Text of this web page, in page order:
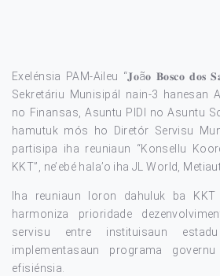
Exelénsia PAM-Aileu “𝐉𝐨ã𝐨 𝐁𝐨𝐬𝐜𝐨 𝐝𝐨𝐬
Sekretáriu Munisipál nain-3 hanesan
no Finansas, Asuntu PIDI no Asuntu
hamutuk mós ho Diretór Servisu
partisipa iha reuniaun “Konsellu
KKT”, ne’ebé hala’o iha JL World,
Iha reuniaun loron dahuluk ba
harmoniza prioridade
servisu entre instituisaun
implementasaun programa
efisiénsia.